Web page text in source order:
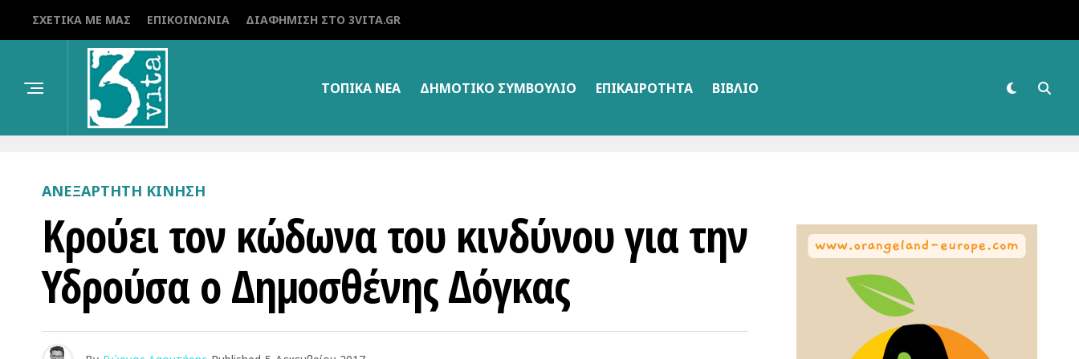
ΣΧΕΤΙΚΆ ΜΕ ΜΑΣ ΕΠΙΚΟΙΝΩΝΊΑ ΔΙΑΦΉΜΙΣΗ ΣΤΟ 3VITA.GR
ΤΟΠΙΚΑ ΝΕΑ ΔΗΜΟΤΙΚΌ ΣΥΜΒΟΎΛΙΟ ΕΠΙΚΑΙΡΌΤΗΤΑ ΒΙΒΛΊΟ
ΑΝΕΞΆΡΤΗΤΗ ΚΊΝΗΣΗ
Κρούει τον κώδωνα του κινδύνου για την
Υδρούσα ο Δημοσθένης Δόγκας